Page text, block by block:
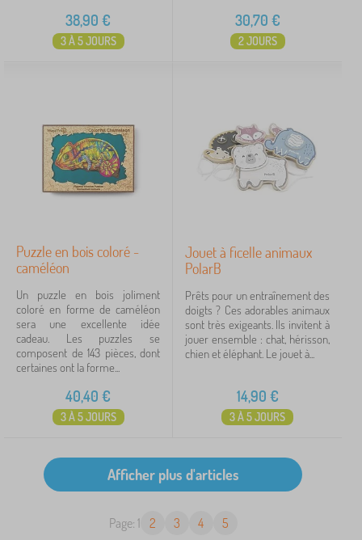
38,90 €
3 À 5 JOURS
30,70 €
2 JOURS
Puzzle en bois coloré -
caméléon
Un puzzle en bois joliment
coloré en forme de caméléon
sera une excellente idée
cadeau. Les puzzles se
composent de 143 pièces, dont
certaines ont la forme...
40,40 €
3 À 5 JOURS
Jouet à ficelle animaux
PolarB
Prêts pour un entraînement des
doigts ? Ces adorables animaux
sont très exigeants. Ils invitent à
jouer ensemble : chat, hérisson,
chien et éléphant. Le jouet à...
14,90 €
3 À 5 JOURS
Page: 1 2 3 4 5